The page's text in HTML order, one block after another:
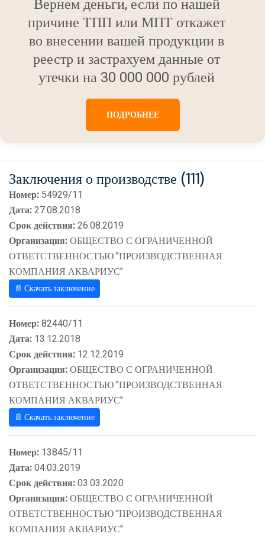
Вернем деньги, если по нашей
причине ТПП или МПТ откажет
во внесении вашей продукции в
реестр и застрахуем данные от
утечки на 30 000 000 рублей
ПОДРОБНЕЕ
Заключения о производстве (111)
Номер: 54929/11
Дата:27.08.2018
Срок действия:26.08.2019
Организация:ОБЩЕСТВО С ОГРАНИЧЕННОЙ
ОТВЕТСТВЕННОСТЬЮ "ПРОИЗВОДСТВЕННАЯ
КОМПАНИЯ АКВАРИУС"
📄 Скачать заключение
Номер:82440/11
Дата: 13.12.2018
Срок действия: 12.12.2019
Организация:ОБЩЕСТВО С ОГРАНИЧЕННОЙ
ОТВЕТСТВЕННОСТЬЮ "ПРОИЗВОДСТВЕННАЯ
КОМПАНИЯ АКВАРИУС"
📄 Скачать заключение
Номер: 13845/11
Дата:04.03.2019
Срок действия:03.03.2020
Организация:ОБЩЕСТВО С ОГРАНИЧЕННОЙ
ОТВЕТСТВЕННОСТЬЮ "ПРОИЗВОДСТВЕННАЯ
КОМПАНИЯ АКВАРИУС"